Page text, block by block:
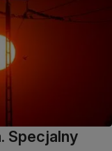
Specjalny